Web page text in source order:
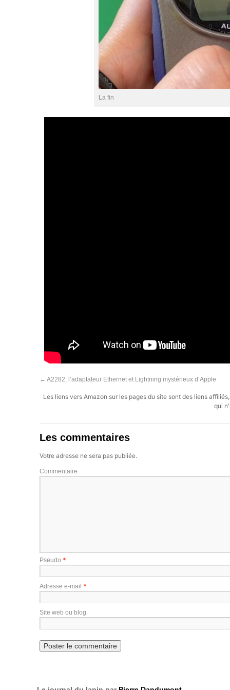
La fin
← A2282, l’adaptateur Ethernet et Lightning mystérieux d’Apple
Les liens vers Amazon sur les pages du site sont des liens
qui
Les commentaires
Votre adresse ne sera pas publiée.
Commentaire
Pseudo *
Adresse e-mail *
Site web ou blog